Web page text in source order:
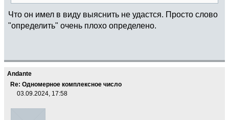
Что он имел в виду выяснить не удастся. Просто слово
"определить" очень плохо определено.
Andante
Re: Одномерное комплексное число
03.09.2024, 17:58